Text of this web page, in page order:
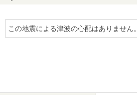
この地震による津波の心配はありません。